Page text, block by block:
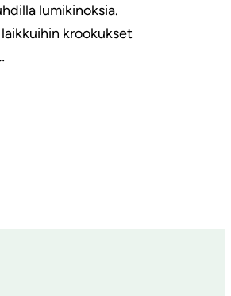
lumikinoksia.
krookukset